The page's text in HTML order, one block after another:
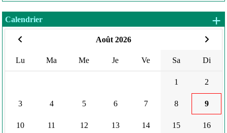
Calendrier
Août 2026
Lu Ma Me Je Ve Sa Di
1 2
3 4 5 6 7 8 9
10 11 12 13 14 15 16
+